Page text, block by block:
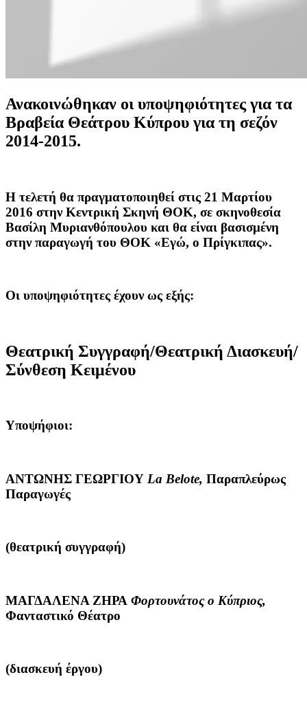
Ανακοινώθηκαν οι υποψηφιότητες για τα
Βραβεία Θεάτρου Κύπρου για τη σεζόν
2014-2015.
Η τελετή θα πραγματοποιηθεί στις 21 Μαρτίου
2016 στην Κεντρική Σκηνή ΘΟΚ, σε σκηνοθεσία
Βασίλη Μυριανθόπουλου και θα είναι βασισμένη
στην παραγωγή του ΘΟΚ «Εγώ, ο Πρίγκιπας».
Οι υποψηφιότητες έχουν ως εξής:
Θεατρική Συγγραφή/Θεατρική Διασκευή/
Σύνθεση Κειμένου
Υποψήφιοι:
ΑΝΤΩΝΗΣ ΓΕΩΡΓΙΟΥ La Belote, Παραπλεύρως
Παραγωγές
(θεατρική συγγραφή)
ΜΑΓΔΑΛΕΝΑ ΖΗΡΑ Φορτουνάτος ο Κύπριος,
Φανταστικό Θέατρο
(διασκευή έργου)